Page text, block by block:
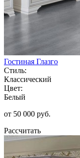
Гостиная Глазго
Стиль:
Классический
Цвет:
Белый
от 50 000 руб.
Рассчитать